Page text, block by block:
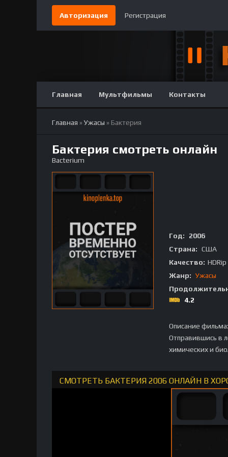
Авторизация Регистрация
Главная Мультфильмы Контакты
Главная »Ужасы » Бактерия
Бактерия смотреть онлайн
Bacterium
Год:
2006
Страна: США
Качество: HDRip
Жанр: Ужасы
4.2
Описание фильма:
Отправившись в
химических и
СМОТРЕТЬ БАКТЕРИЯ 2006 ОНЛАЙН В